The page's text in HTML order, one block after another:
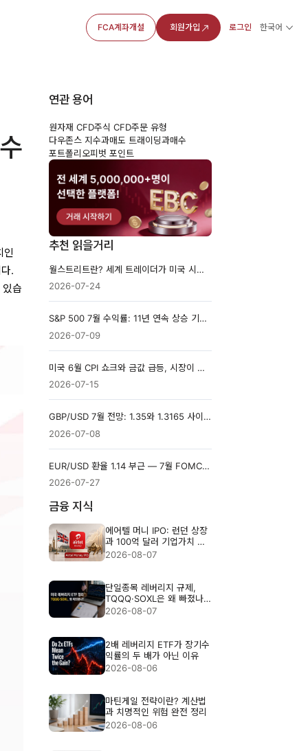
FCA계좌개설 회원가입 로그인 한국어
인
.
습
연관 용어
원자재 CFD주식 CFD주문 유형
다우존스 지수과매도 트래이딩과매수
포트폴리오피벗 포인트
추천 읽을거리
월스트리트란? 세계 트레이더가 미국 시장을 보는 7가지 이유
2026-07-24
S&P 500 7월 수익률: 11년 연속 상승 기록, 이번엔 지킬까
2026-07-09
미국 6월 CPI 쇼크와 금값 급등, 시장이 걷어낸 '금리 인상 프리미엄'
2026-07-15
GBP/USD 7월 전망: 1.35와 1.3165 사이, 세 갈래로 갈리는 파운드
2026-07-08
EUR/USD 환율 1.14 부근 — 7월 FOMC와 미국 GDP·PCE가 변수
2026-07-27
금융 지식
에어텔 머니 IPO: 런던 상장
과 100억 달러 기업가치 분
석
2026-08-07
단일종목 레버리지 규제,
TQQQ·SOXL은 왜 빠졌나?
3배 ETF 위험 정리
2026-08-07
2배 레버리지 ETF가 장기수
익률의 두 배가 아닌 이유
2026-08-06
마틴게일 전략이란? 계산법
과 치명적인 위험 완전 정리
2026-08-06